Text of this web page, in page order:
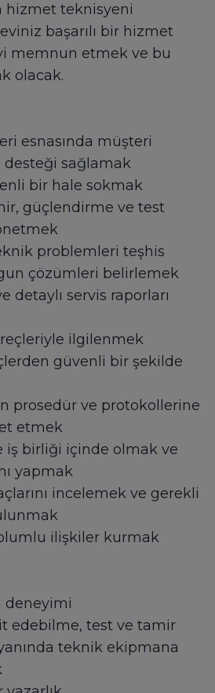
hizmet teknisyeni
başarılı bir hizmet
memnun etmek ve bu
olacak.
esnasında müşteri
desteği sağlamak
bir hale sokmak
güçlendirme ve test
problemleri teşhis
çözümleri belirlemek
detaylı servis raporları
ilgilenmek
güvenli bir şekilde
prosedür ve protokollerine
etmek
iş birliği içinde olmak ve
yapmak
incelemek ve gerekli
ilişkiler kurmak
deneyimi
edebilme, test ve tamir
teknik ekipmana